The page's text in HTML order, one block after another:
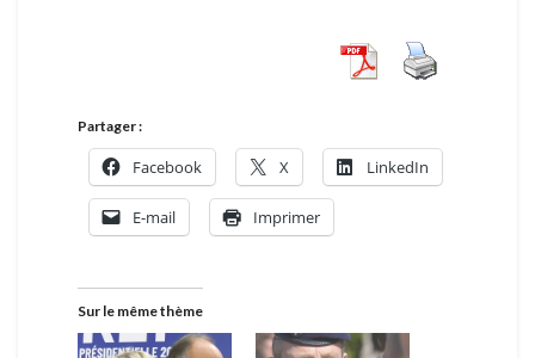
Partager :
Facebook X LinkedIn
E-mail Imprimer
Sur le même thème